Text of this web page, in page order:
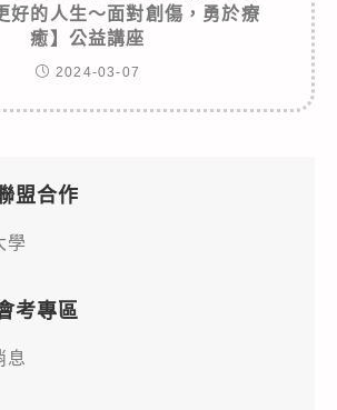
好的人生～面對創傷，勇於療
癒】公益講座
2024-03-07
盟合作
學
考專區
息